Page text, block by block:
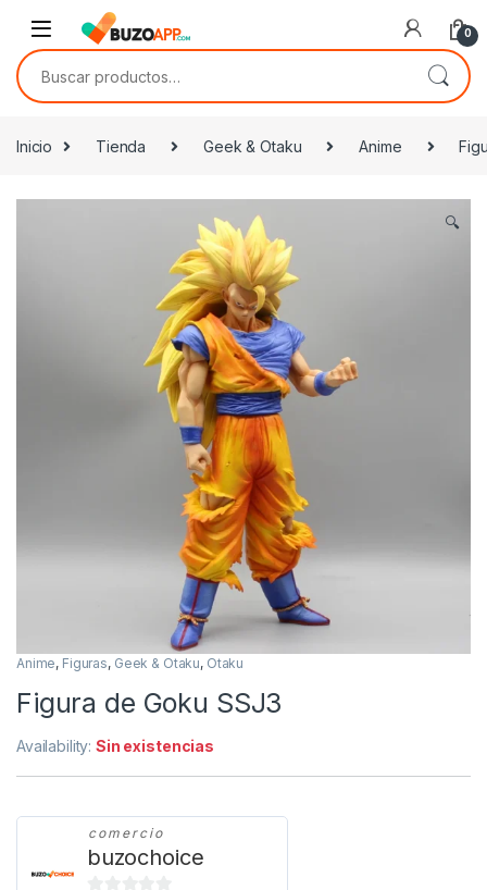
Skip to navigation
Skip to content
0
Buscar por:
Inicio Tienda Geek & Otaku Anime
🔍
Anime, Figuras, Geek & Otaku, Otaku
Figura de Goku SSJ3
Availability:Sin existencias
comercio
buzochoice